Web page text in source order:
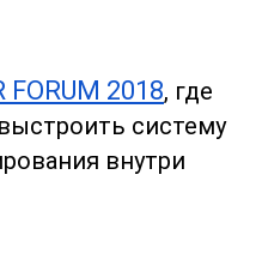
FORUM 2018, где
систему
внутри